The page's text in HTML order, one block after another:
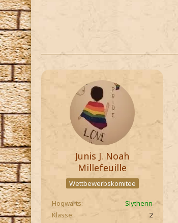
Junis J. Noah
Millefeuille
Wettbewerbskomitee
Hogwarts
Slytherin
Klasse
2